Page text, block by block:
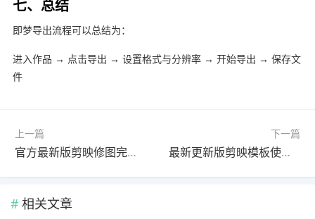
七、总结
即梦导出流程可以总结为：
进入作品 → 点击导出 → 设置格式与分辨率 → 开始导出 → 保存文
件
上一篇
官方最新版剪映修图完整指南教程｜零基础入门
下一篇
最新更新版剪映模板使用实战教程教程｜零基础入门
相关文章